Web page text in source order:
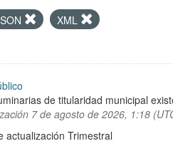
XML
de titularidad municipal
7 de agosto de 2026, 1:18
actualización Trimestral